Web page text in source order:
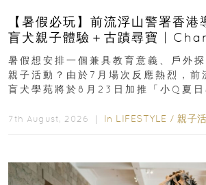
【暑假必玩】前流浮山警署香港
盲犬親子體驗＋古蹟尋寶 |
組免費名額
暑假想安排一個兼具教育意義、戶外
親子活動？由於7月場次反應熱烈，前
盲犬學苑將於8月23日加推「小Q夏日
7th August, 2026 ｜ In LIFESTYLE / 親子